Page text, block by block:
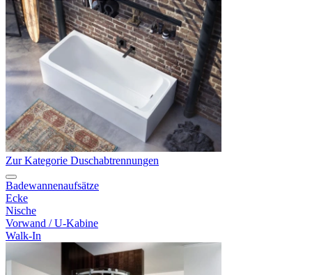
Zur Kategorie Duschabtrennungen
Badewannenaufsätze
Ecke
Nische
Vorwand / U-Kabine
Walk-In